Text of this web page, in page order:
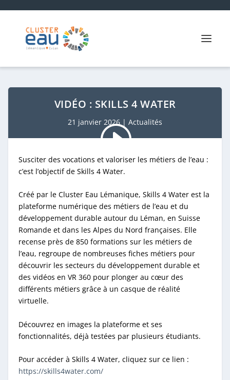
VIDÉO : SKILLS 4 WATER
21 janvier 2026| Actualités
Susciter des vocations et valoriser les métiers de l’eau :
c’est l’objectif de Skills 4 Water.
Créé par le Cluster Eau Lémanique, Skills 4 Water est la
plateforme numérique des métiers de l’eau et du
développement durable autour du Léman, en Suisse
Romande et dans les Alpes du Nord françaises. Elle
recense près de 850 formations sur les métiers de
l’eau, regroupe de nombreuses fiches métiers pour
découvrir les secteurs du développement durable et
des vidéos en VR 360 pour plonger au cœur des
différents métiers grâce à un casque de réalité
virtuelle.
Découvrez en images la plateforme et ses
fonctionnalités, déjà testées par plusieurs étudiants.
Pour accéder à Skills 4 Water, cliquez sur ce lien :
https://skills4water.com/